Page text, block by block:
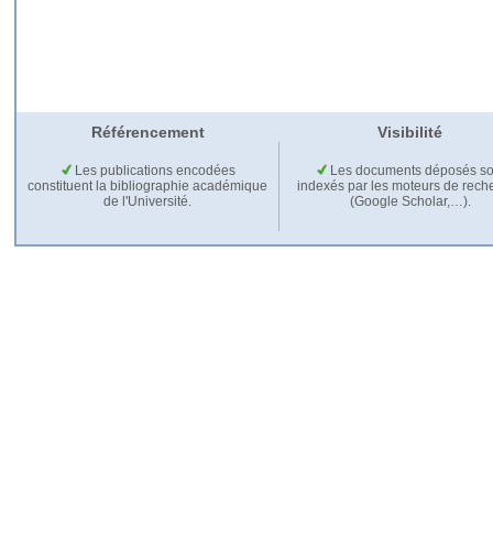
Référencement Visibilité
Les publications encodées
constituent la bibliographie académique
de l'Université.
Les documents déposés
indexés par les moteurs de
(Google Scholar,…).